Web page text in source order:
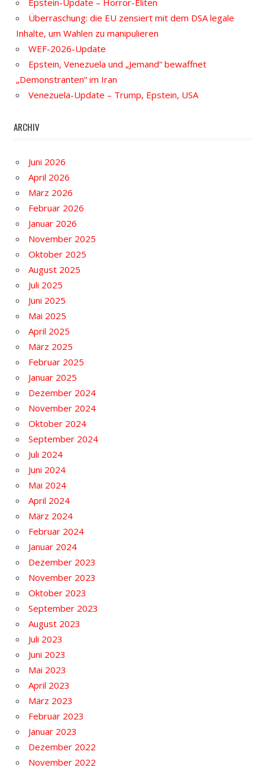
Überraschung: die EU zensiert mit dem DSA legale
Inhalte, um Wahlen zu manipulieren
WEF-2026-Update
Epstein, Venezuela und „Jemand“ bewaffnet
„Demonstranten“ im Iran
Venezuela-Update – Trump, Epstein, USA
ARCHIV
Juni 2026
April 2026
März 2026
Februar 2026
Januar 2026
November 2025
Oktober 2025
August 2025
Juli 2025
Juni 2025
Mai 2025
April 2025
März 2025
Februar 2025
Januar 2025
Dezember 2024
November 2024
Oktober 2024
September 2024
Juli 2024
Juni 2024
Mai 2024
April 2024
März 2024
Februar 2024
Januar 2024
Dezember 2023
November 2023
Oktober 2023
September 2023
August 2023
Juli 2023
Juni 2023
Mai 2023
April 2023
März 2023
Februar 2023
Januar 2023
Dezember 2022
November 2022